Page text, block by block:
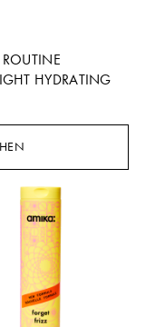
HYDRATING